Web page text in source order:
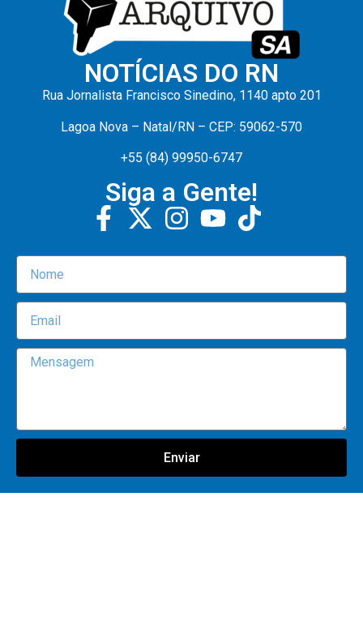
NOTÍCIAS DO RN
Rua Jornalista Francisco Sinedino, 1140 apto 201
Lagoa Nova – Natal/RN – CEP: 59062-570
+55 (84) 99950-6747
Siga a Gente!
Enviar